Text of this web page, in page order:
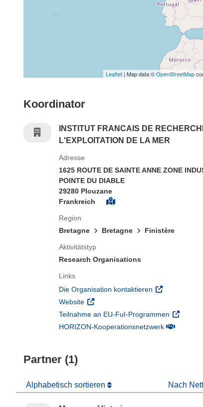
Leaflet | Map data ©OpenStreetMap
Koordinator
INSTITUT FRANCAIS DE
L'EXPLOITATION DE LA MER
Adresse
1625 ROUTE DE SAINTE ANNE ZONE
POINTE DU DIABLE
29280 Plouzane
Frankreich
Region
Bretagne
Bretagne Finistère
Aktivitätstyp
Research Organisations
Links
Die Organisation kontaktieren (öffnet in
Website (öffnet in neuem Fenster)
Teilnahme an EU-FuI-Programmen (öffnet in
HORIZON-Kooperationsnetzwerk(öffnet in
Partner (1)
Alphabetisch sortieren Nach